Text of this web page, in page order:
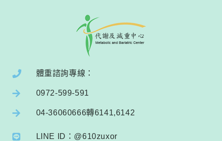
體重諮詢專線：
0972-599-591
04-36060666轉6141,6142
LINE ID：@610zuxor